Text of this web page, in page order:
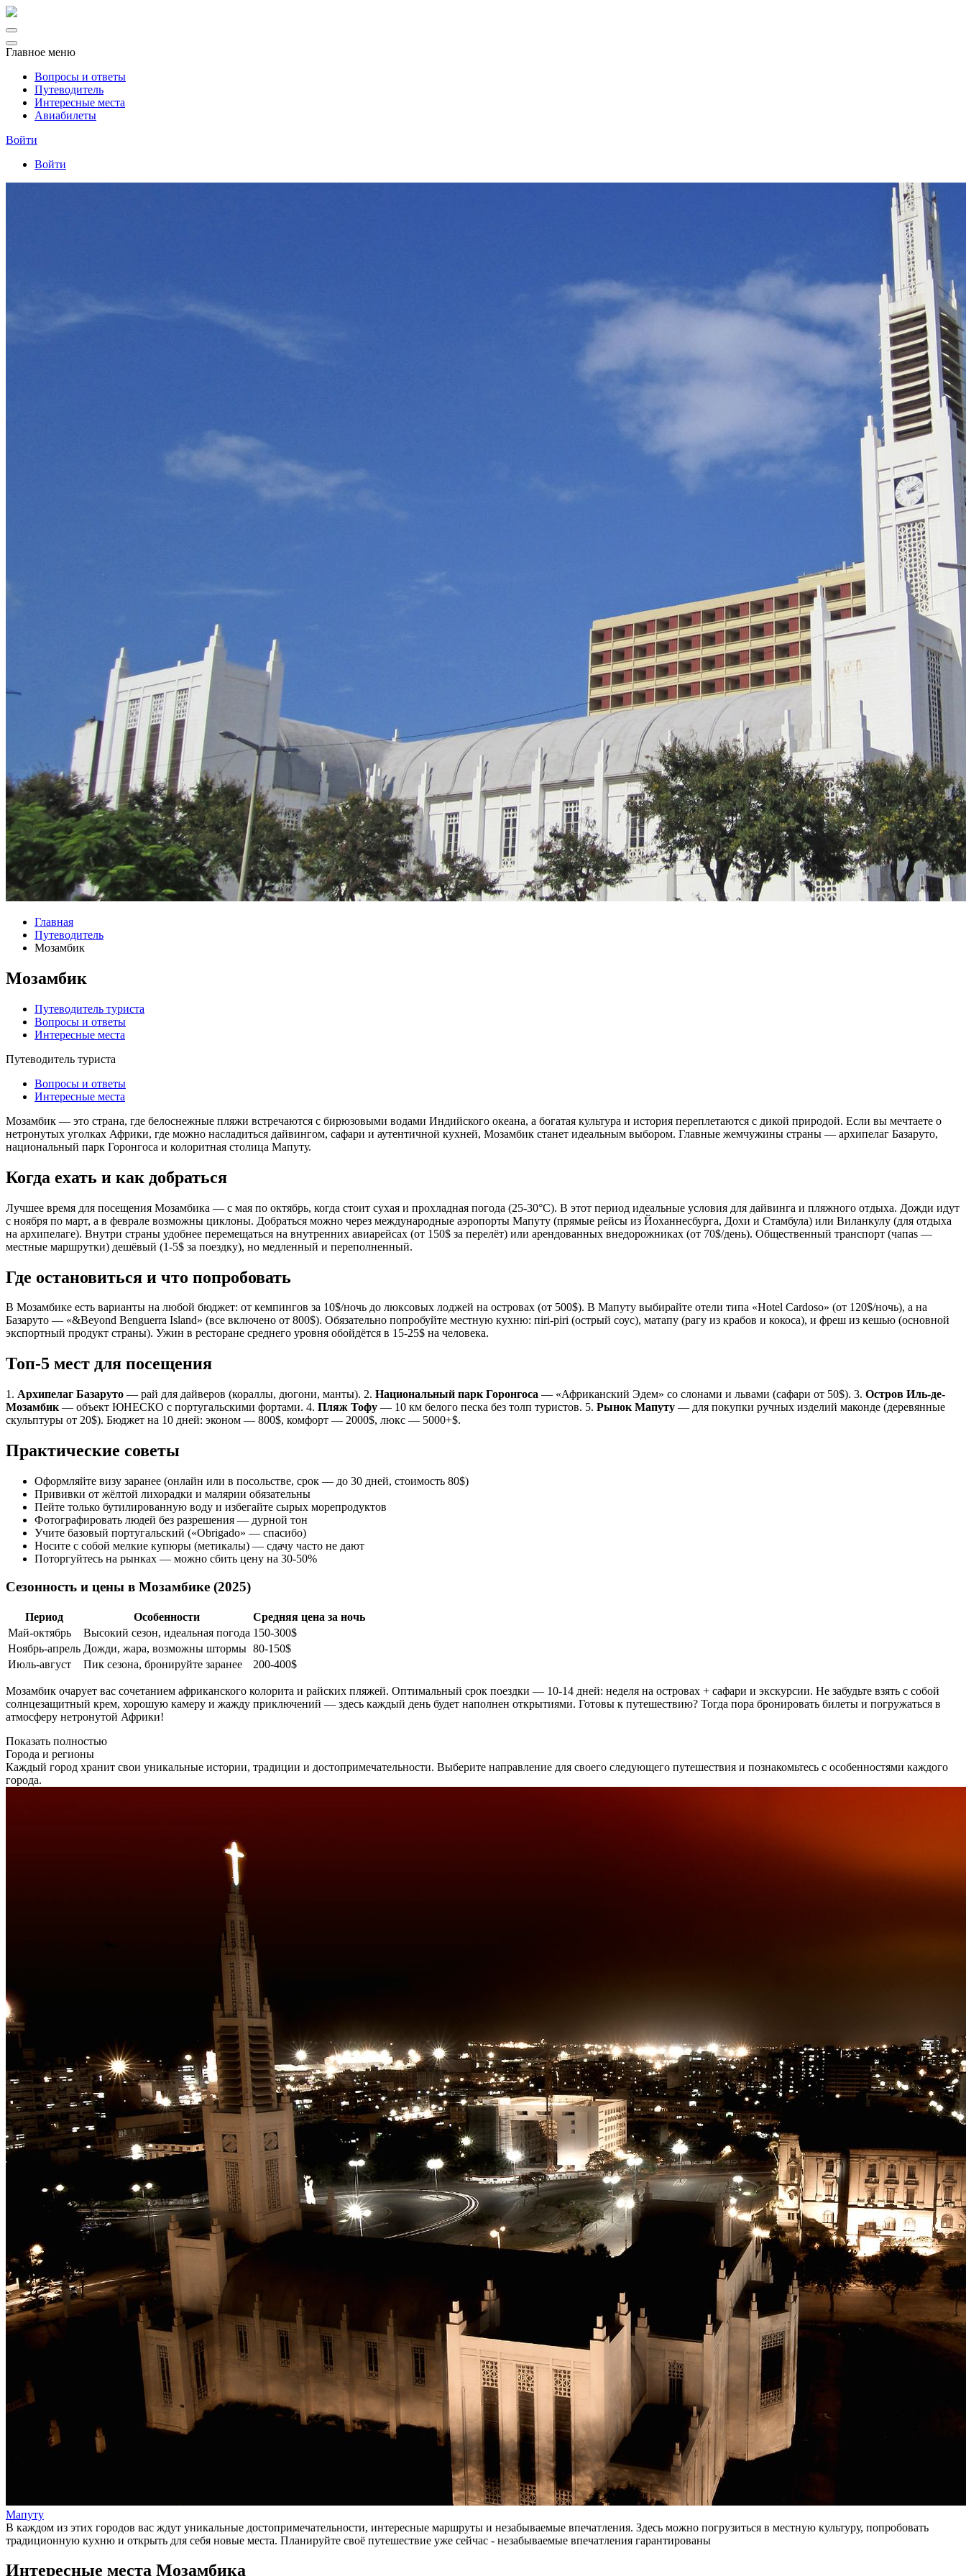
Главное меню
Вопросы и ответы
Путеводитель
Интересные места
Авиабилеты
Войти
Войти
Главная
Путеводитель
Мозамбик
Мозамбик
Путеводитель туриста
Вопросы и ответы
Интересные места
Путеводитель туриста
Вопросы и ответы
Интересные места
Мозамбик — это страна, где белоснежные пляжи встречаются с бирюзовыми водами Индийского океана, а богатая культура и история переплетаются с дикой природой. Если вы мечтаете о
нетронутых уголках Африки, где можно насладиться дайвингом, сафари и аутентичной кухней, Мозамбик станет идеальным выбором. Главные жемчужины страны — архипелаг Базаруто,
национальный парк Горонгоса и колоритная столица Мапуту.
Когда ехать и как добраться
Лучшее время для посещения Мозамбика — с мая по октябрь, когда стоит сухая и прохладная погода (25-30°C). В этот период идеальные условия для дайвинга и пляжного отдыха. Дожди идут
с ноября по март, а в феврале возможны циклоны. Добраться можно через международные аэропорты Мапуту (прямые рейсы из Йоханнесбурга, Дохи и Стамбула) или Виланкулу (для отдыха
на архипелаге). Внутри страны удобнее перемещаться на внутренних авиарейсах (от 150$ за перелёт) или арендованных внедорожниках (от 70$/день). Общественный транспорт (чапas —
местные маршрутки) дешёвый (1-5$ за поездку), но медленный и переполненный.
Где остановиться и что попробовать
В Мозамбике есть варианты на любой бюджет: от кемпингов за 10$/ночь до люксовых лоджей на островах (от 500$). В Мапуту выбирайте отели типа «Hotel Cardoso» (от 120$/ночь), а на
Базаруто — «&Beyond Benguerra Island» (все включено от 800$). Обязательно попробуйте местную кухню: пiri-piri (острый соус), матапу (рагу из крабов и кокоса), и фреш из кешью (основной
экспортный продукт страны). Ужин в ресторане среднего уровня обойдётся в 15-25$ на человека.
Топ-5 мест для посещения
1. Архипелаг Базаруто — рай для дайверов (кораллы, дюгони, манты). 2. Национальный парк Горонгоса — «Африканский Эдем» со слонами и львами (сафари от 50$). 3. Остров Иль-де-
Мозамбик — объект ЮНЕСКО с португальскими фортами. 4. Пляж Тофу — 10 км белого песка без толп туристов. 5. Рынок Мапуту — для покупки ручных изделий маконде (деревянные
скульптуры от 20$). Бюджет на 10 дней: эконом — 800$, комфорт — 2000$, люкс — 5000+$.
Практические советы
Оформляйте визу заранее (онлайн или в посольстве, срок — до 30 дней, стоимость 80$)
Прививки от жёлтой лихорадки и малярии обязательны
Пейте только бутилированную воду и избегайте сырых морепродуктов
Фотографировать людей без разрешения — дурной тон
Учите базовый португальский («Obrigado» — спасибо)
Носите с собой мелкие купюры (метикалы) — сдачу часто не дают
Поторгуйтесь на рынках — можно сбить цену на 30-50%
Сезонность и цены в Мозамбике (2025)
Период Особенности
Средняя цена за ночь
Май-октябрь
Высокий сезон, идеальная погода 150-300$
Ноябрь-апрель Дожди, жара, возможны штормы 80-150$
Июль-август
Пик сезона, бронируйте заранее 200-400$
Мозамбик очарует вас сочетанием африканского колорита и райских пляжей. Оптимальный срок поездки — 10-14 дней: неделя на островах + сафари и экскурсии. Не забудьте взять с собой
солнцезащитный крем, хорошую камеру и жажду приключений — здесь каждый день будет наполнен открытиями. Готовы к путешествию? Тогда пора бронировать билеты и погружаться в
атмосферу нетронутой Африки!
Показать полностью
Города и регионы
Каждый город хранит свои уникальные истории, традиции и достопримечательности. Выберите направление для своего следующего путешествия и познакомьтесь с особенностями каждого
города.
Мапуту
В каждом из этих городов вас ждут уникальные достопримечательности, интересные маршруты и незабываемые впечатления. Здесь можно погрузиться в местную культуру, попробовать
традиционную кухню и открыть для себя новые места. Планируйте своё путешествие уже сейчас - незабываемые впечатления гарантированы
Интересные места Мозамбика